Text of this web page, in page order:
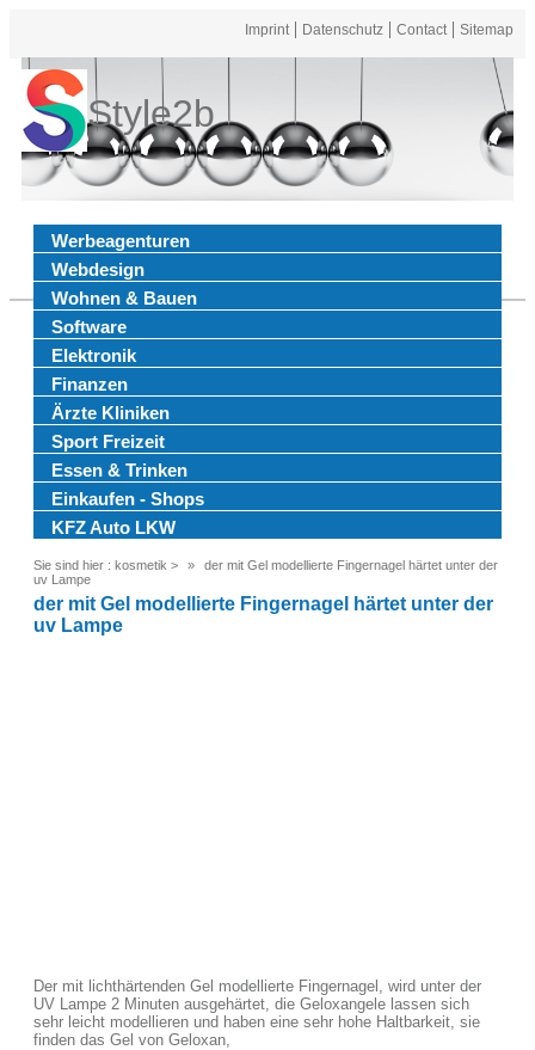
Imprint Datenschutz Contact Sitemap
Style2b
Werbeagenturen
Webdesign
Wohnen & Bauen
Software
Elektronik
Finanzen
Ärzte Kliniken
Sport Freizeit
Essen & Trinken
Einkaufen - Shops
KFZ Auto LKW
Sie sind hier : kosmetik >
der mit Gel modellierte Fingernagel härtet unter der
uv Lampe
der mit Gel modellierte Fingernagel härtet unter der
uv Lampe
Der mit lichthärtenden Gel modellierte Fingernagel, wird unter der
UV Lampe 2 Minuten ausgehärtet, die Geloxangele lassen sich
sehr leicht modellieren und haben eine sehr hohe Haltbarkeit, sie
finden das Gel von Geloxan,